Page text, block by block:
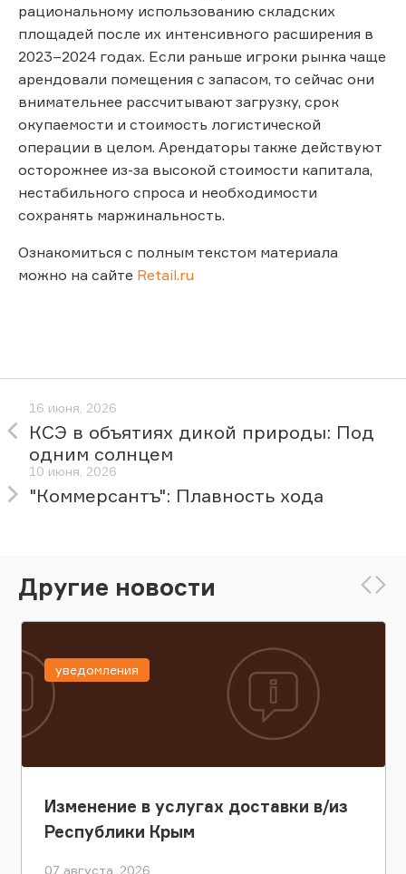
рациональному использованию складских
площадей после их интенсивного расширения в
2023–2024 годах. Если раньше игроки рынка чаще
арендовали помещения с запасом, то сейчас они
внимательнее рассчитывают загрузку, срок
окупаемости и стоимость логистической
операции в целом. Арендаторы также действуют
осторожнее из-за высокой стоимости капитала,
нестабильного спроса и необходимости
сохранять маржинальность.
Ознакомиться с полным текстом материала
можно на сайте Retail.ru
16 июня, 2026
КСЭ в объятиях дикой природы: Под
одним солнцем
10 июня, 2026
"Коммерсантъ": Плавность хода
Другие новости
Изменение в услугах доставки в/из
Республики Крым
07 августа, 2026
уведомления